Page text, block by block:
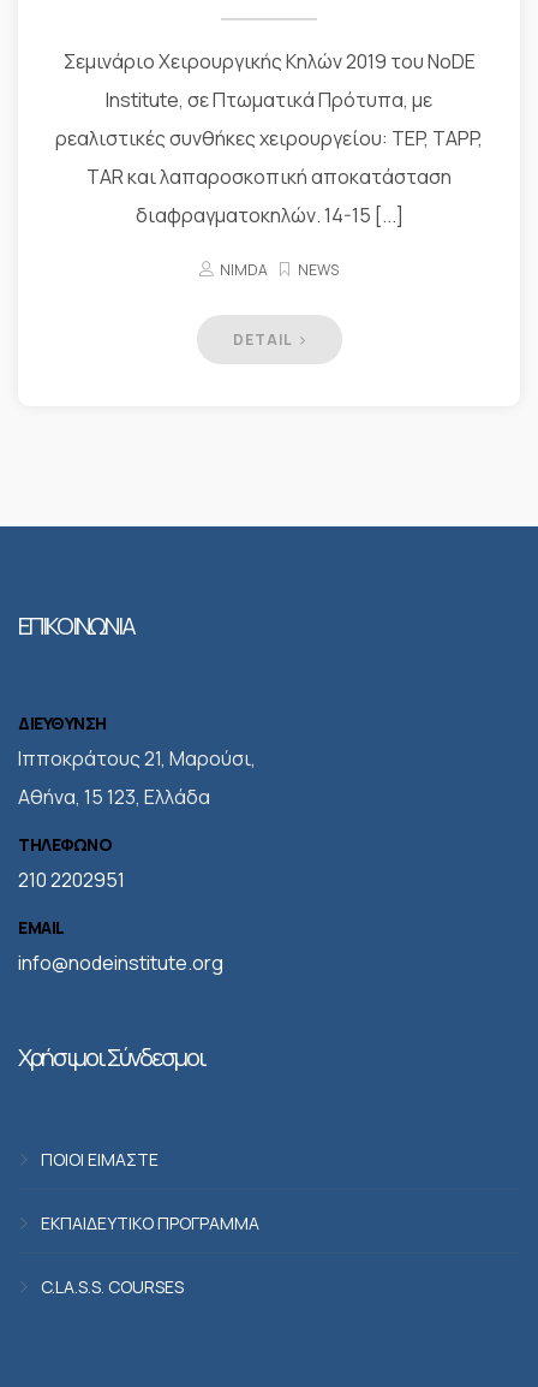
Σεμινάριο Χειρουργικής Κηλών 2019 του NoDE
Institute, σε Πτωματικά Πρότυπα, με
ρεαλιστικές συνθήκες χειρουργείου: TEP, TAPP,
TAR και λαπαροσκοπική αποκατάσταση
διαφραγματοκηλών. 14-15 [...]
NIMDA NEWS
DETAIL
ΕΠΙΚΟΙΝΩΝΙΑ
ΔΙΕΥΘΥΝΣΗ
Iπποκράτους 21, Μαρούσι,
Αθήνα, 15 123, Ελλάδα
ΤΗΛΕΦΩΝΟ
210 2202951
EMAIL
info@nodeinstitute.org
Χρήσιμοι Σύνδεσμοι
ΠΟΙΟΙ ΕΙΜΑΣΤΕ
ΕΚΠΑΙΔΕΥΤΙΚΟ ΠΡΟΓΡΑΜΜΑ
C.LA.S.S. COURSES